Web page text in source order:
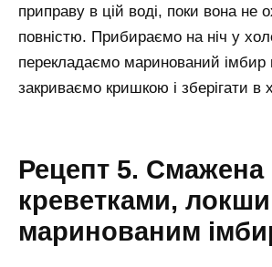
приправу в цій воді, поки вона не
повністю. Прибираємо на ніч у
перекладаємо маринований імбир
закриваємо кришкою і зберігати в
Рецепт 5. Смажена
креветками,
маринованим